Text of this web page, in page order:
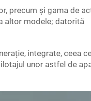
precum și gama de
altor modele; datorită
integrate, ceea
unor astfel de